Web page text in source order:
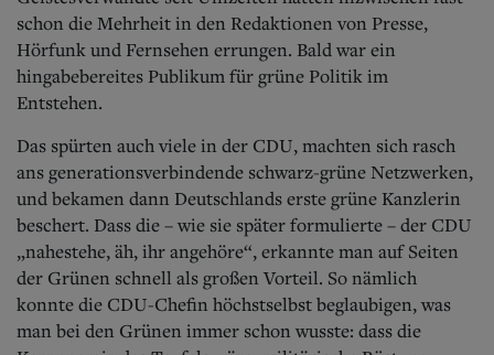
schon die Mehrheit in den Redaktionen von Presse,
Hörfunk und Fernsehen errungen. Bald war ein
hingabebereites Publikum für grüne Politik im
Entstehen.
Das spürten auch viele in der CDU, machten sich rasch
ans generationsverbindende schwarz-grüne Netzwerken,
und bekamen dann Deutschlands erste grüne Kanzlerin
beschert. Dass die – wie sie später formulierte – der CDU
„nahestehe, äh, ihr angehöre“, erkannte man auf Seiten
der Grünen schnell als großen Vorteil. So nämlich
konnte die CDU-Chefin höchstselbst beglaubigen, was
man bei den Grünen immer schon wusste: dass die